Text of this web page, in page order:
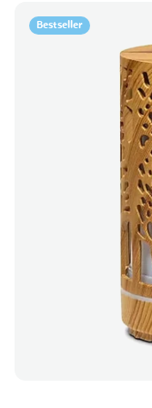
Bestseller